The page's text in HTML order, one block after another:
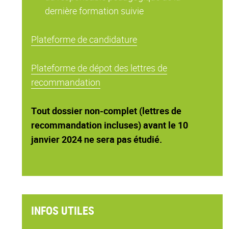
dernière formation suivie
Plateforme de candidature
Plateforme de dépot des lettres de
recommandation
Tout dossier non-complet (lettres de
recommandation incluses) avant le 10
janvier 2024 ne sera pas étudié.
INFOS UTILES